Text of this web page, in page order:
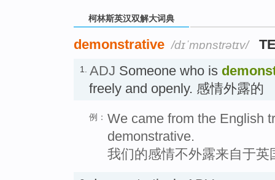
柯林斯英汉双解大词典
demonstrative /dɪˈmɒnstrətɪv/
1. ADJ Someone who is
freely and openly. 感情外露的
例： We came from the English
demonstrative.
我们的感情不外露来自于英